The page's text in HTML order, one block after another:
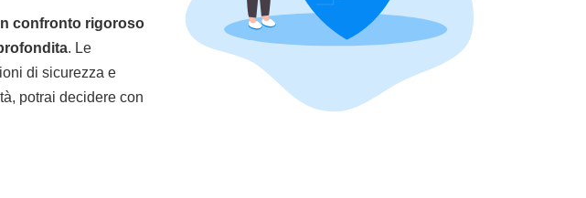
confronto rigoroso
. Le
di sicurezza e
potrai decidere con